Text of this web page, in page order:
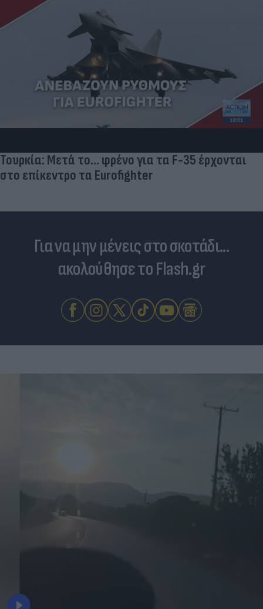
Τουρκία: Μετά το... φρένο για τα F-35 έρχονται
στο επίκεντρο τα Eurofighter
Για να μην μένεις στο σκοτάδι...
ακολούθησε το Flash.gr